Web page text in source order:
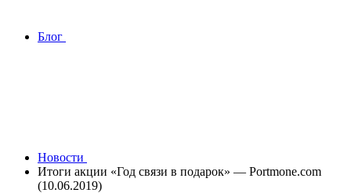
Блог
Новости
Итоги акции «Год связи в подарок» — Portmone.com
(10.06.2019)